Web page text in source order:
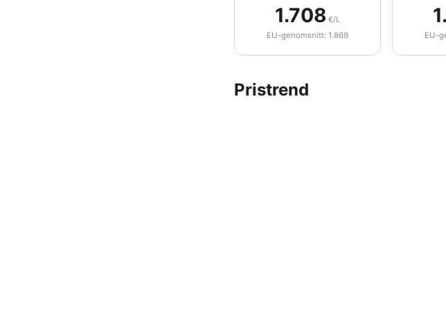
1.708 €/L
EU-genomsnitt: 1.869
EU-
Pristrend